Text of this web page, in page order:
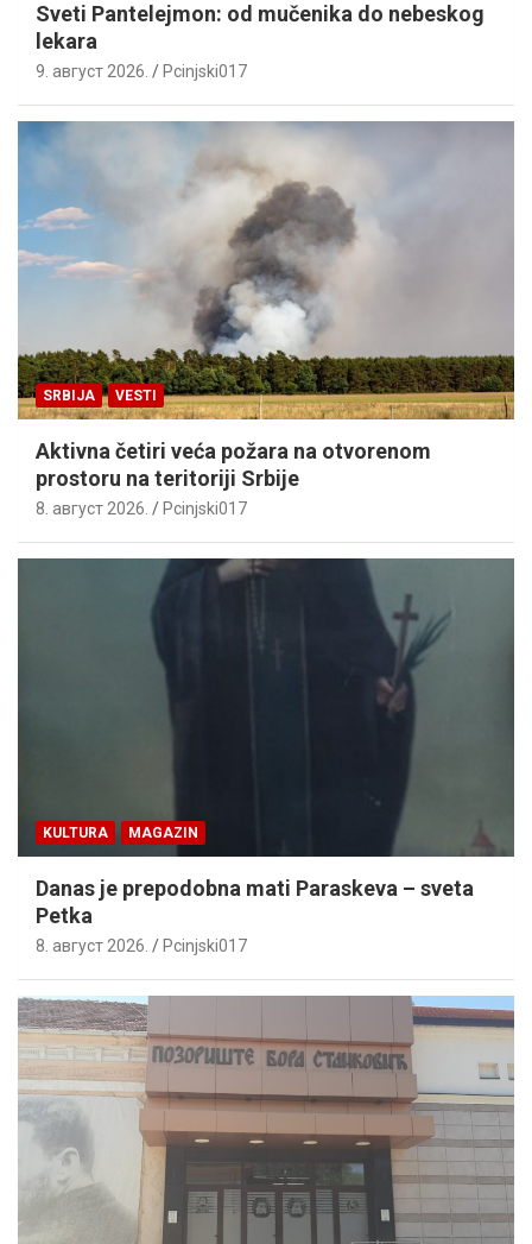
Sveti Pantelejmon: od mučenika do nebeskog
lekara
9. август 2026. Pcinjski017
SRBIJA VESTI
Aktivna četiri veća požara na otvorenom
prostoru na teritoriji Srbije
8. август 2026. Pcinjski017
KULTURA MAGAZIN
Danas je prepodobna mati Paraskeva – sveta
Petka
8. август 2026. Pcinjski017